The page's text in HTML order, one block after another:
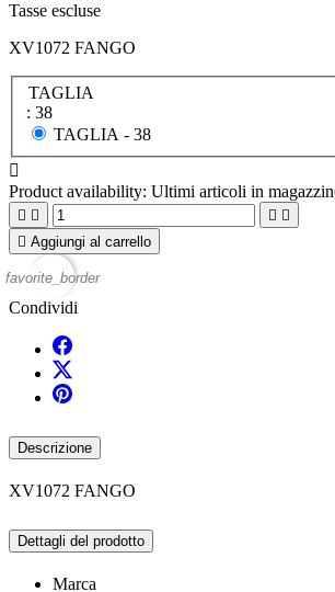
Tasse escluse
XV1072 FANGO
TAGLIA
: 38
TAGLIA - 38

Product availability: Ultimi articoli in
   
 Aggiungi al carrello
favorite_border
Condividi
Descrizione
XV1072 FANGO
Dettagli del prodotto
Marca